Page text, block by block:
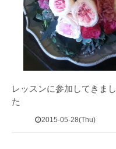
レッスンに参加してきまし
た
2015-05-28(Thu)